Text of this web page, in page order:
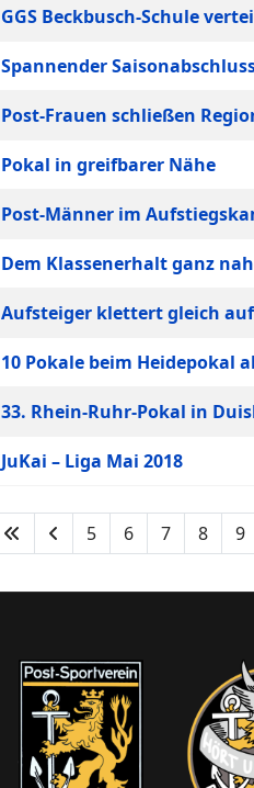
GGS Beckbusch-Schule
Spannender
Post-Frauen schließen
Pokal in greifbarer Nähe
Post-Männer im
Dem Klassenerhalt ganz
Aufsteiger klettert gleich
10 Pokale beim Heidepokal
33. Rhein-Ruhr-Pokal in
JuKai – Liga Mai 2018
5 6 7 8 9